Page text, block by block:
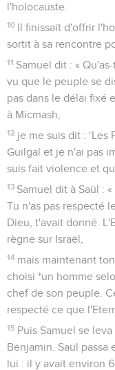
l'holocauste.
10 Il finissait d'offrir
sortit à sa rencontre
11 Samuel dit : «
vu que le peuple se
pas dans le délai fixé
à Micmash,
12 je me suis dit : ‘Les
Guilgal et je n'ai pas
suis fait violence et
13 Samuel dit à Saül :
Tu n'as pas respecté
Dieu, t'avait donné.
règne sur Israël,
14 mais maintenant
choisi *un homme
chef de son peuple.
respecté ce que
15 Puis Samuel se
Benjamin. Saül
lui : il y avait environ